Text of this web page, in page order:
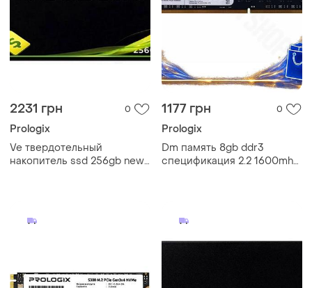
2231 грн 0
Prologix
Ve твердотельный
накопитель ssd 256gb new
1177 грн 0
Prologix
Dm память 8gb ddr3
спецификация 2.2 1600mhz